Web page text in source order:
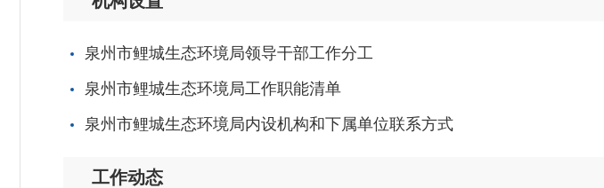
泉州市鲤城生态环境局领导干部工作分工
泉州市鲤城生态环境局工作职能清单
泉州市鲤城生态环境局内设机构和下属单位联系方式
工作动态